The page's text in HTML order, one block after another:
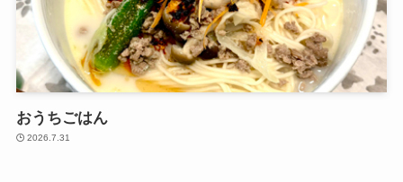
おうちごはん
2026.7.31